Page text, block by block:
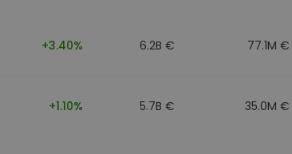
+3.40% 6.2B € 77.1M €
+1.10% 5.7B € 35.0M €